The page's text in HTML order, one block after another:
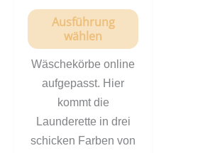
Ausführung
wählen
Wäschekörbe online
aufgepasst. Hier
kommt die
Launderette in drei
schicken Farben von